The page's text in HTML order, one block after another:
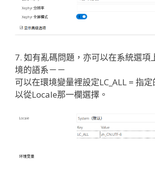
7. 如有亂碼問題，亦可以在系統選項
境的語系－－
可以在環境變量裡設定LC_ALL = 指
以從Locale那一欄選擇。